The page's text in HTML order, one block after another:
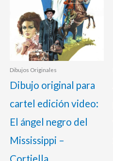
Dibujos Originales
Dibujo original para
cartel edición video:
El ángel negro del
Mississippi –